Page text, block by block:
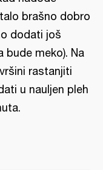
brašno dobro
dodati još
bude meko). Na
rastanjiti
u nauljen pleh